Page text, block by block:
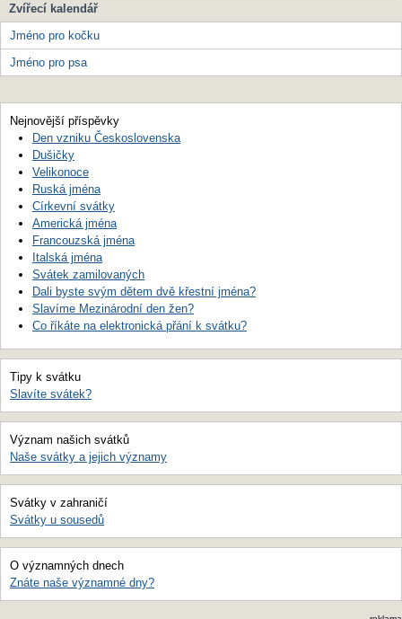
Zvířecí kalendář
Jméno pro kočku
Jméno pro psa
Nejnovější příspěvky
Den vzniku Československa
Dušičky
Velikonoce
Ruská jména
Církevní svátky
Americká jména
Francouzská jména
Italská jména
Svátek zamilovaných
Dali byste svým dětem dvě křestní jména?
Slavíme Mezinárodní den žen?
Co říkáte na elektronická přání k svátku?
Tipy k svátku
Slavíte svátek?
Význam našich svátků
Naše svátky a jejich významy
Svátky v zahraničí
Svátky u sousedů
O významných dnech
Znáte naše významné dny?